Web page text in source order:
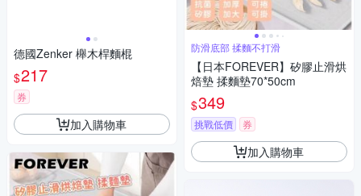
德國Zenker 櫸木桿麵棍
$217
券
加入購物車
防滑底部 揉麵不打滑
【日本FOREVER】矽膠止滑烘
焙墊 揉麵墊70*50cm
$349
挑戰低價 券
加入購物車